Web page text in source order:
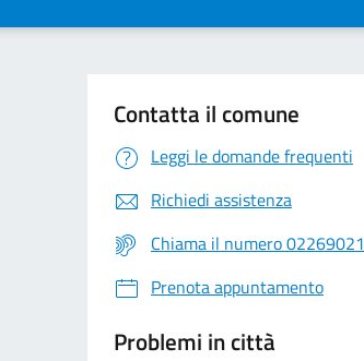
Contatta il comune
Leggi le domande frequenti
Richiedi assistenza
Chiama il numero 02269021
Prenota appuntamento
Problemi in città